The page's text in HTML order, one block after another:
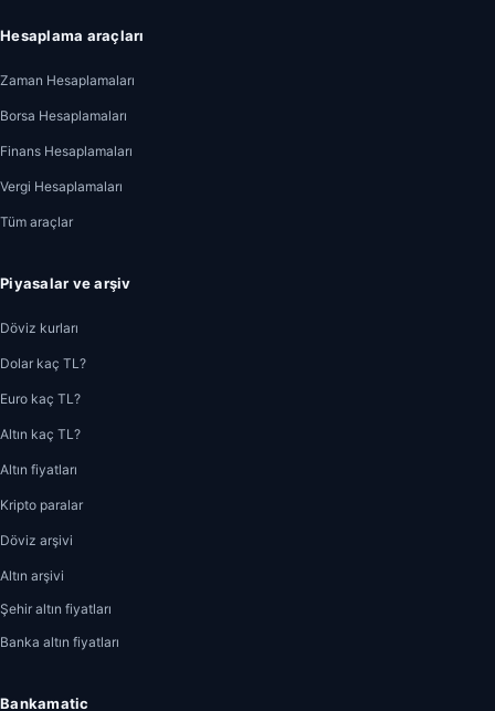
Hesaplama araçları
Zaman Hesaplamaları
Borsa Hesaplamaları
Finans Hesaplamaları
Vergi Hesaplamaları
Tüm araçlar
Piyasalar ve arşiv
Döviz kurları
Dolar kaç TL?
Euro kaç TL?
Altın kaç TL?
Altın fiyatları
Kripto paralar
Döviz arşivi
Altın arşivi
Şehir altın fiyatları
Banka altın fiyatları
Bankamatic